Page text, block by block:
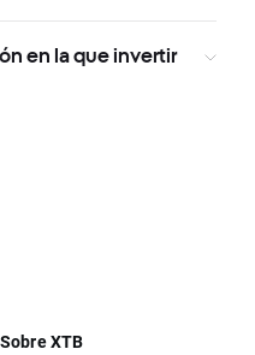
en la que invertir
Sobre XTB